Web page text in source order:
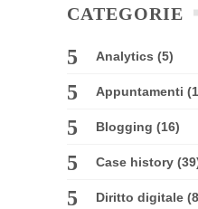
CATEGORIE
Analytics (5)
Appuntamenti
Blogging (16)
Case history
Diritto digitale